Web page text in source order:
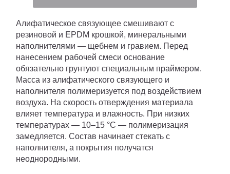
Алифатическое связующее смешивают с
резиновой и EPDM крошкой, минеральными
наполнителями — щебнем и гравием. Перед
нанесением рабочей смеси основание
обязательно грунтуют специальным праймером.
Масса из алифатического связующего и
наполнителя полимеризуется под воздействием
воздуха. На скорость отверждения материала
влияет температура и влажность. При низких
температурах — 10–15 °C — полимеризация
замедляется. Состав начинает стекать с
наполнителя, а покрытия получатся
неоднородными.